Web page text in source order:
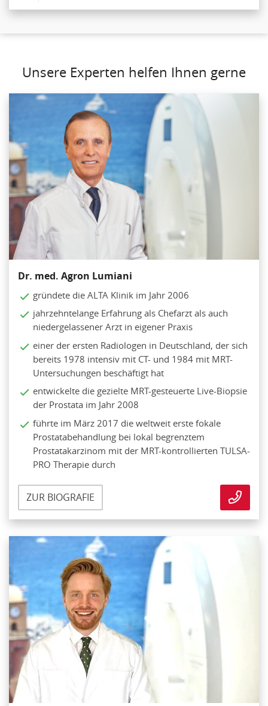
Unsere Experten helfen Ihnen gerne
Dr. med. Agron Lumiani
gründete die ALTA Klinik im Jahr 2006
jahrzehntelange Erfahrung als Chefarzt als auch
niedergelassener Arzt in eigener Praxis
einer der ersten Radiologen in Deutschland, der sich
bereits 1978 intensiv mit CT- und 1984 mit MRT-
Untersuchungen beschäftigt hat
entwickelte die gezielte MRT-gesteuerte Live-Biopsie
der Prostata im Jahr 2008
führte im März 2017 die weltweit erste fokale
Prostatabehandlung bei lokal begrenztem
Prostatakarzinom mit der MRT-kontrollierten TULSA-
PRO Therapie durch
ZUR BIOGRAFIE